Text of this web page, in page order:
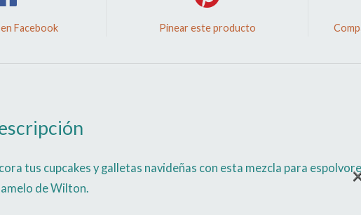
Facebook Pinear este producto
tus cupcakes y galletas navideñas con esta mezcla para
de Wilton.